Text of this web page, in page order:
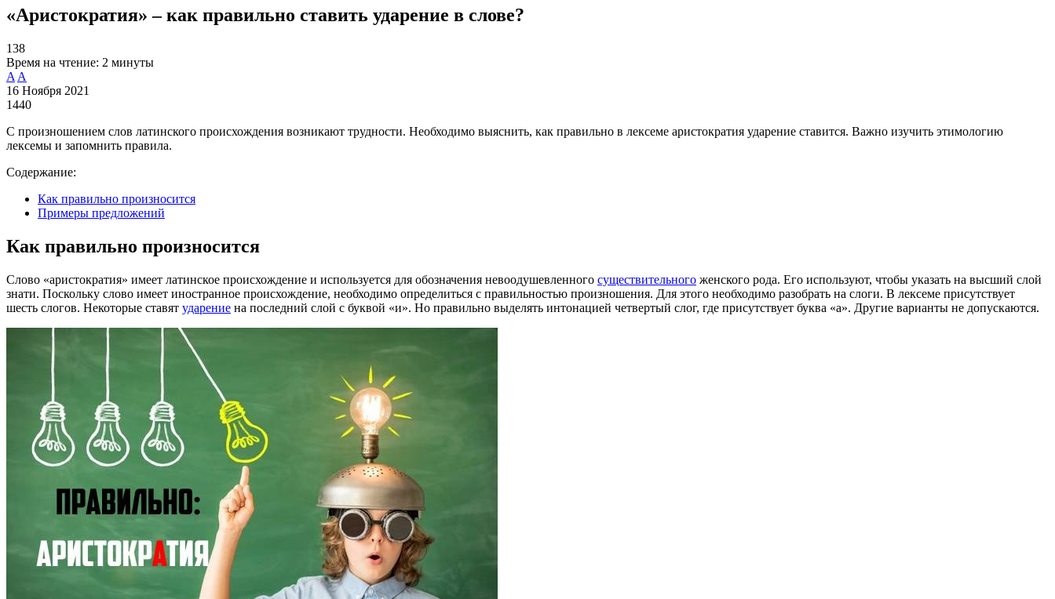
«Аристократия» – как правильно ставить ударение в слове?
138
Время на чтение: 2 минуты
A A
16 Ноября 2021
1440
С произношением слов латинского происхождения возникают трудности. Необходимо выяснить, как правильно в лексеме аристократия ударение ставится. Важно изучить этимологию
лексемы и запомнить правила.
Содержание:
Как правильно произносится
Примеры предложений
Как правильно произносится
Слово «аристократия» имеет латинское происхождение и используется для обозначения невоодушевленного существительного женского рода. Его используют, чтобы указать на высший слой
знати. Поскольку слово имеет иностранное происхождение, необходимо определиться с правильностью произношения. Для этого необходимо разобрать на слоги. В лексеме присутствует
шесть слогов. Некоторые ставят ударение на последний слой с буквой «и». Но правильно выделять интонацией четвертый слог, где присутствует буква «а». Другие варианты не допускаются.